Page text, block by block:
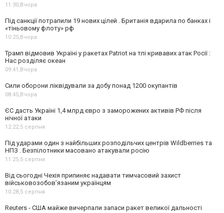
11:30,Вчора
Під санкції потрапили 19 нових цілей . Британія вдарила по банках і
«тіньовому флоту» рф
10:25,Вчора
Трамп відмовив Україні у ракетах Patriot на тлі кривавих атак Росії :
Нас розділяє океан
09:41,Вчора
Сили оборони ліквідували за добу понад 1200 окупантів
08:45,Вчора
ЄС дасть Україні 1,4 млрд євро з заморожених активів РФ після
нічної атаки
12:22,5 серпня
Під ударами один з найбільших розподільчих центрів Wildberries та
НПЗ . Безпілотники масовано атакували росію
11:25,5 серпня
Від сьогодні Чехія припиняє надавати тимчасовий захист
військовозобов’язаним українцям
10:28,5 серпня
Reuters - США майже вичерпали запаси ракет великої дальності